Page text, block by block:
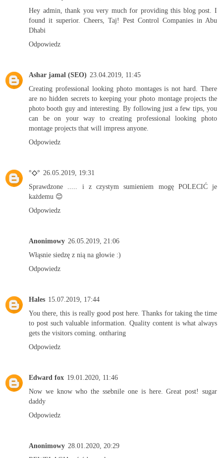
Hey admin, thank you very much for providing this blog post. I
found it superior. Cheers, Taj! Pest Control Companies in Abu
Dhabi
Odpowiedz
Ashar jamal (SEO) 23.04.2019, 11:45
Creating professional looking photo montages is not hard. There
are no hidden secrets to keeping your photo montage projects the
photo booth guyand interesting. By following just a few tips, you
can be on your way to creating professional looking photo
montage projects that will impress anyone.
Odpowiedz
°◇° 26.05.2019, 19:31
Sprawdzone ..... i z czystym sumieniem mogę POLECIĆ je
każdemu 😊
Odpowiedz
Anonimowy 26.05.2019, 21:06
Włąsnie siedzę z nią na głowie :)
Odpowiedz
Hales 15.07.2019, 17:44
You there, this is really good post here. Thanks for taking the time
to post such valuable information. Quality content is what always
gets the visitors coming. ontharing
Odpowiedz
Edward fox 19.01.2020, 11:46
Now we know who the ssebnile one is here. Great post! sugar
daddy
Odpowiedz
Anonimowy 28.01.2020, 20:29